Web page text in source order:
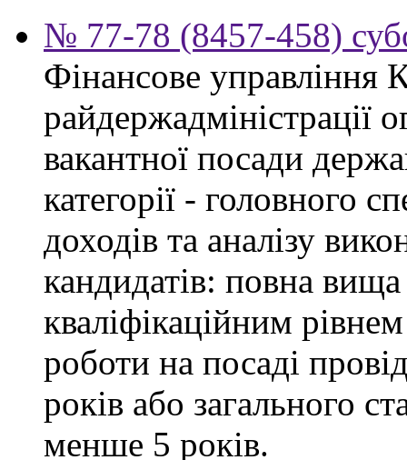
№ 77-78 (8457-458)
Фінансове управління
райдержадміністрації
вакантної посади
категорії - головного
доходів та аналізу
кандидатів: повна вища
кваліфікаційним
роботи на посаді
років або загального
менше 5 років.